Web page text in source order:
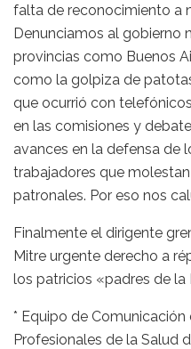
falta de reconocimiento a
Denunciamos al gobierno
provincias como Buenos
como la golpiza de
que ocurrió con
en las comisiones y
avances en la defensa de
trabajadores que
patronales. Por eso nos
Finalmente el dirigente
Mitre urgente derecho a
los patricios «padres de la
* Equipo de
Profesionales de la Salud